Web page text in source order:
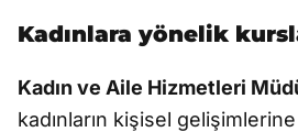
Kadınlara yönelik
Kadın ve Aile Hizmetleri
kadınların kişisel